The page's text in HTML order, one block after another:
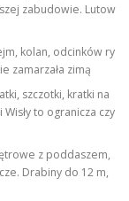
zabudowie. Lutow
kolan, odcinków ry
zamarzała zimą
szczotki, kratki na
to ogranicza czy
z poddaszem,
Drabiny do 12 m,